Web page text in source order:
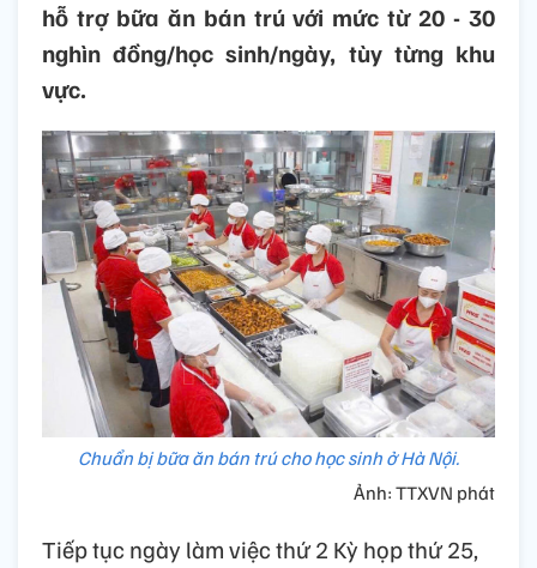
hỗ trợ bữa ăn bán trú với mức từ 20 - 30
nghìn đồng/học sinh/ngày, tùy từng khu
vực.
Chuẩn bị bữa ăn bán trú cho học sinh ở Hà Nội.
Ảnh: TTXVN phát
Tiếp tục ngày làm việc thứ 2 Kỳ họp thứ 25,